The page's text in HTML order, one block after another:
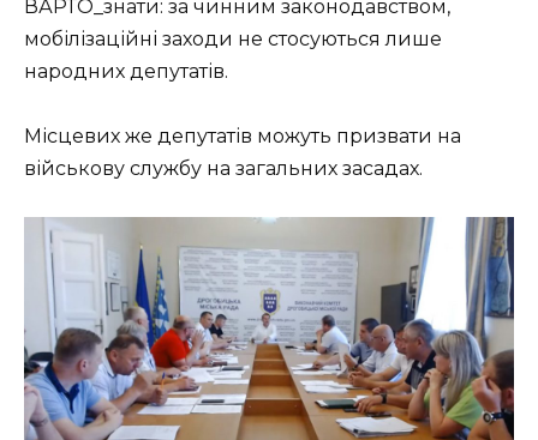
ВАРТО_знати: за чинним законодавством,
мобілізаційні заходи не стосуються лише
народних депутатів.
Місцевих же депутатів можуть призвати на
військову службу на загальних засадах.